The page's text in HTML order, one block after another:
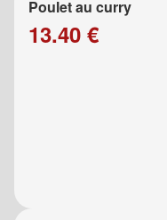
Poulet au curry
13.40 €